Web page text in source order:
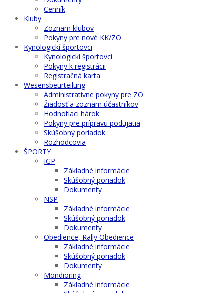
Cenník
Kluby
Zoznam klubov
Pokyny pre nové KK/ZO
Kynologickí športovci
Kynologickí športovci
Pokyny k registrácii
Registračná karta
Wesensbeurteilung
Administratívne pokyny pre ZO
Žiadosť a zoznam účastníkov
Hodnotiaci hárok
Pokyny pre prípravu podujatia
Skúšobný poriadok
Rozhodcovia
ŠPORTY
IGP
Základné informácie
Skúšobný poriadok
Dokumenty
NSP
Základné informácie
Skúšobný poriadok
Dokumenty
Obedience, Rally Obedience
Základné informácie
Skúšobný poriadok
Dokumenty
Mondioring
Základné informácie